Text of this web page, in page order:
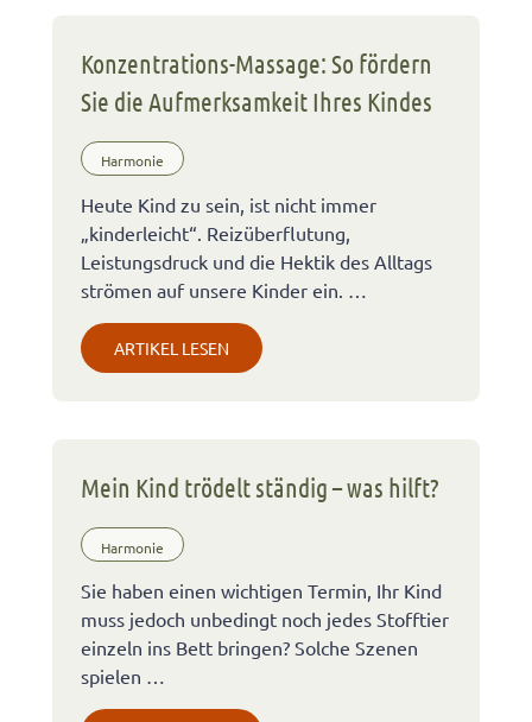
Konzentrations-Massage: So fördern
Sie die Aufmerksamkeit Ihres Kindes
Harmonie
Heute Kind zu sein, ist nicht immer
„kinderleicht“. Reizüberflutung,
Leistungsdruck und die Hektik des Alltags
strömen auf unsere Kinder ein. …
ARTIKEL LESEN
Mein Kind trödelt ständig – was hilft?
Harmonie
Sie haben einen wichtigen Termin, Ihr Kind
muss jedoch unbedingt noch jedes Stofftier
einzeln ins Bett bringen? Solche Szenen
spielen …